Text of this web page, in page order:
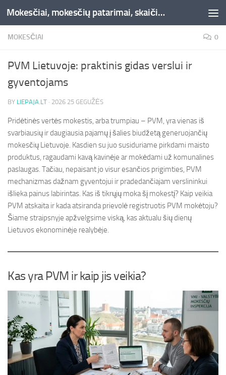
Skip to content Mokesčiai, mokesčių patarimai, skaičiuoklės, straipsniai -Liepaja.lt
MOKESČIAI 0
PVM Lietuvoje: praktinis gidas verslui ir
gyventojams
BY LIEPAJA.LT · 2026 25 GEGUŽĖS
Pridėtinės vertės mokestis, arba trumpiau – PVM, yra vienas iš
svarbiausių ir daugiausia pajamų į šalies biudžetą generuojančių
mokesčių Lietuvoje. Kasdien su juo susiduriame pirkdami maisto
produktus, ragaudami kavą kavinėje ar mokėdami už komunalines
paslaugas. Tačiau, nepaisant jo visur esančios prigimties, PVM
mechanizmas dažnam gyventojui ir pradedančiajam verslininkui
išlieka painus labirintas. Kas iš tikrųjų moka šį mokestį? Kaip veikia
PVM atskaita ir kada atsiranda prievolė registruotis PVM mokėtoju?
Šiame straipsnyje apžvelgsime viską, kas aktualu šių dienų
Lietuvos ekonominėje realybėje.
Kas yra PVM ir kaip jis veikia?